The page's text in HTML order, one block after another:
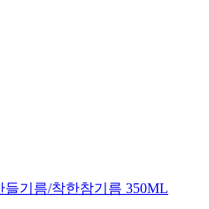
들기름/착한참기름 350ML